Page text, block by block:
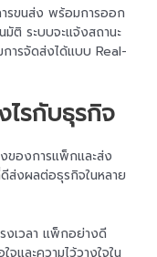
รขนส่ง พร้อมการออก
ติ ระบบจะแจ้งสถานะ
การจัดส่งได้แบบ Real-
รกับธุรกิจ
ของการแพ็กและส่ง
ส่งผลต่อธุรกิจในหลาย
งเวลา แพ็กอย่างดี
และความไว้วางใจใน